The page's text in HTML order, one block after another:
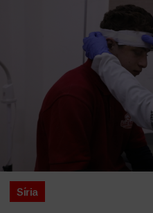
Síria